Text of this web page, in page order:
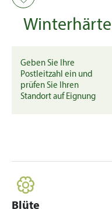
Geben Sie Ihre
Postleitzahl ein und
prüfen Sie Ihren
Standort auf Eignung
Blüte